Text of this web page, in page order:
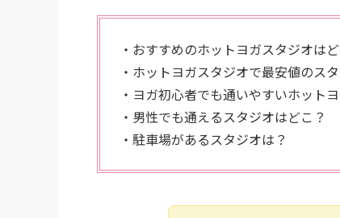
・おすすめのホットヨガスタジオは
・ホットヨガスタジオで最安値のス
・ヨガ初心者でも通いやすいホット
・男性でも通えるスタジオはどこ？
・駐車場があるスタジオは？